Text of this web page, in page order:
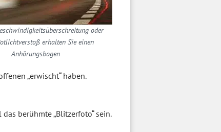
oder
erhalten Sie einen
Anhörungsbogen
„erwischt“ haben.
berühmte „Blitzerfoto“ sein.